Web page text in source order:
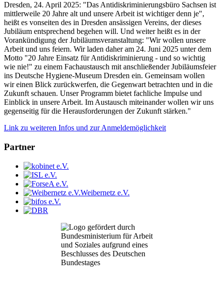
Dresden, 24. April 2025: "Das Antidiskriminierungsbüro Sachsen ist
mittlerweile 20 Jahre alt und unsere Arbeit ist wichtiger denn je",
heißt es vonseiten des in Dresden ansässigen Vereins, der dieses
Jubiläum entsprechend begehen will. Und weiter heißt es in der
Vorankündigung der Jubiläumsveranstaltung: "Wir wollen unsere
Arbeit und uns feiern. Wir laden daher am 24. Juni 2025 unter dem
Motto "20 Jahre Einsatz für Antidiskriminierung - und so wichtig
wie nie!" zu einem Fachaustausch mit anschließender Jubiläumsfeier
ins Deutsche Hygiene-Museum Dresden ein. Gemeinsam wollen
wir einen Blick zurückwerfen, die Gegenwart betrachten und in die
Zukunft schauen. Unser Programm bietet fachliche Impulse und
Einblick in unsere Arbeit. Im Austausch miteinander wollen wir uns
gegenseitig für die Herausforderungen der Zukunft stärken."
Link zu weiteren Infos und zur Anmeldemöglichkeit
Partner
Weibernetz e.V.